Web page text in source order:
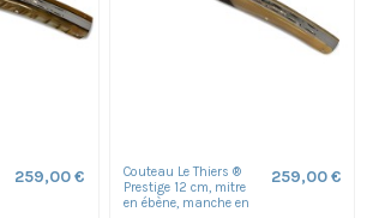
259,00 €
Couteau Le Thiers ®
Prestige 12 cm, mitre
en ébène, manche en
259,00 €